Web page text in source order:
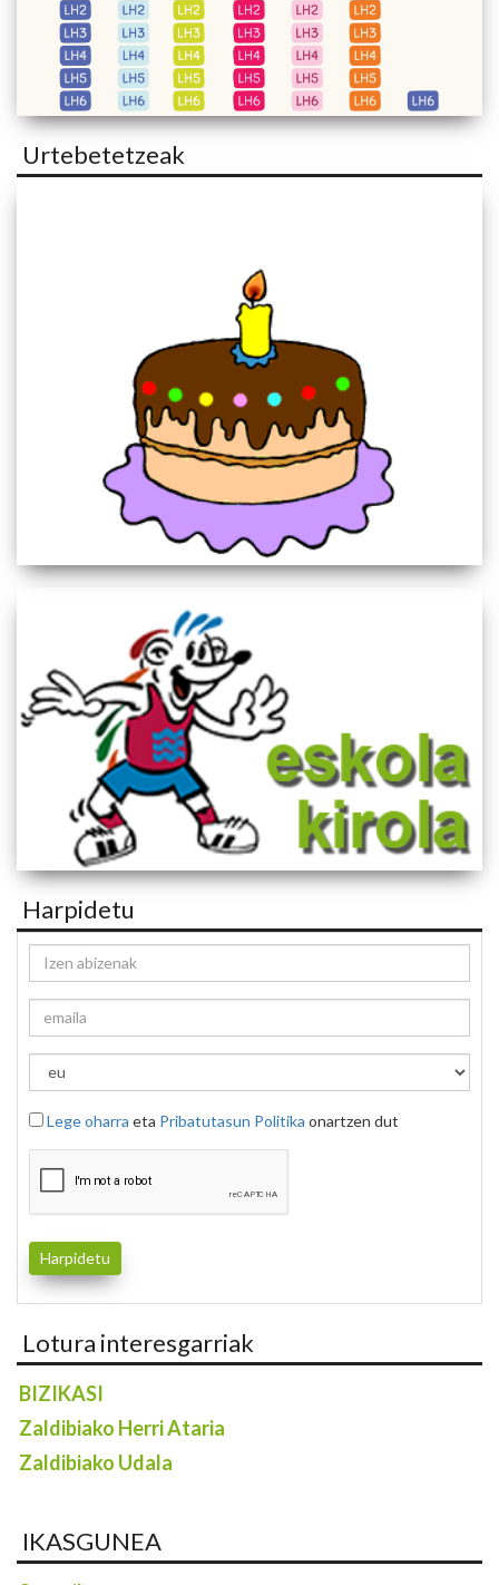
Urtebetetzeak
Harpidetu
Lege oharra eta Pribatutasun Politika onartzen dut
Lotura interesgarriak
BIZIKASI
Zaldibiako Herri Ataria
Zaldibiako Udala
IKASGUNEA